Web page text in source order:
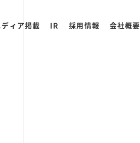
ィア掲載 IR 採用情報 会社概要